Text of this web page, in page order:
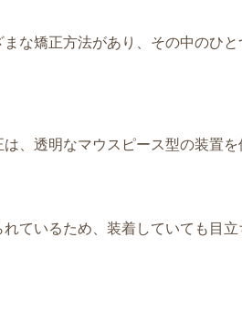
な矯正方法があり、その中のひと
は、透明なマウスピース型の装置
ているため、装着していても目立